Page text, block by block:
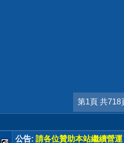
第1頁 共718
公告: 請各位贊助本站繼續營運